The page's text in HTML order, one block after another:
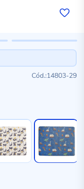
14803-29